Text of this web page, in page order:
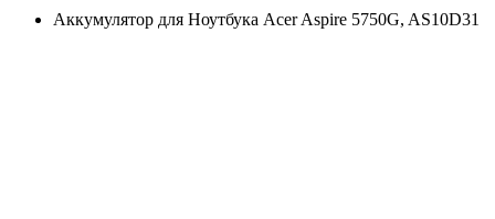
Аккумулятор для Ноутбука Acer Aspire 5750G, AS10D31